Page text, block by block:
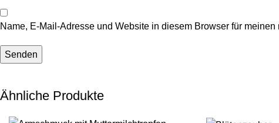
Name, E-Mail-Adresse und Website in diesem Browser für
Ähnliche Produkte